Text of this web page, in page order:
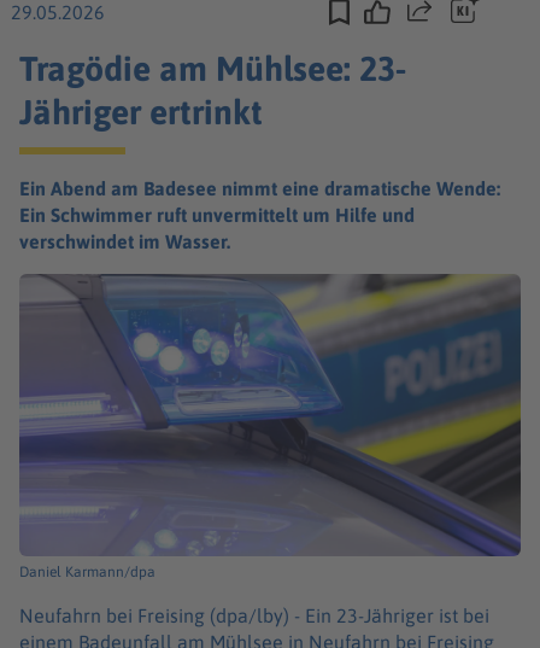
29.05.2026 Teilen
Tragödie am Mühlsee: 23-
Jähriger ertrinkt
Ein Abend am Badesee nimmt eine dramatische Wende:
Ein Schwimmer ruft unvermittelt um Hilfe und
verschwindet im Wasser.
Daniel Karmann/dpa
Neufahrn bei Freising (dpa/lby) - Ein 23-Jähriger ist bei
einem Badeunfall am Mühlsee in Neufahrn bei Freising